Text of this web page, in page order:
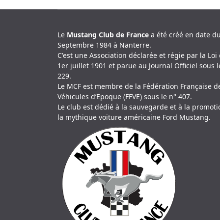
Le Mustang Club de France a été créé en date
Septembre 1984 à Nanterre.
C'est une Association déclarée et régie par la Loi
1er juillet 1901 et parue au Journal Officiel sous
229.
Le MCF est membre de la Fédération Française
Véhicules d’Epoque (FFVE) sous le n° 407.
Le club est dédié à la sauvegarde et à la
la mythique voiture américaine Ford Mustang.